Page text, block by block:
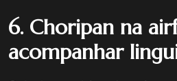
6. Choripan na
acompanhar